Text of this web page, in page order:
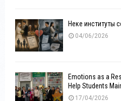
Неке институты
04/06/2026
Emotions as a
Help Students
17/04/2026